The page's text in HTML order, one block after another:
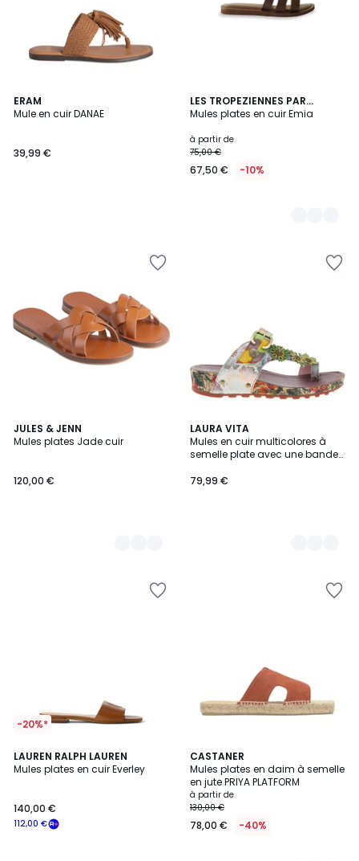
ERAM
Mule en cuir DANAE
39,99 €
LES TROPEZIENNES PAR
M.BELARBI
Mules plates en cuir Emia
à partir de
75,00 €
67,50 € -10%
2
Couleurs
JULES & JENN
Mules plates Jade cuir
120,00 €
2
Couleurs
LAURA VITA
Mules en cuir multicolores à
semelle plate avec une bande
79,99 €
2
Couleurs
-20%*
LAUREN RALPH LAUREN
Mules plates en cuir Everley
112,00 €
140,00 €
5
/
CASTANER
Mules plates en daim à semelle
en jute PRIYA PLATFORM
à partir de
130,00 €
78,00 € -40%
2
Couleurs